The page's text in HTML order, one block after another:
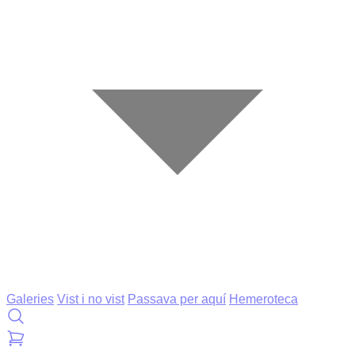
Galeries Vist i no vist Passava per aquí Hemeroteca